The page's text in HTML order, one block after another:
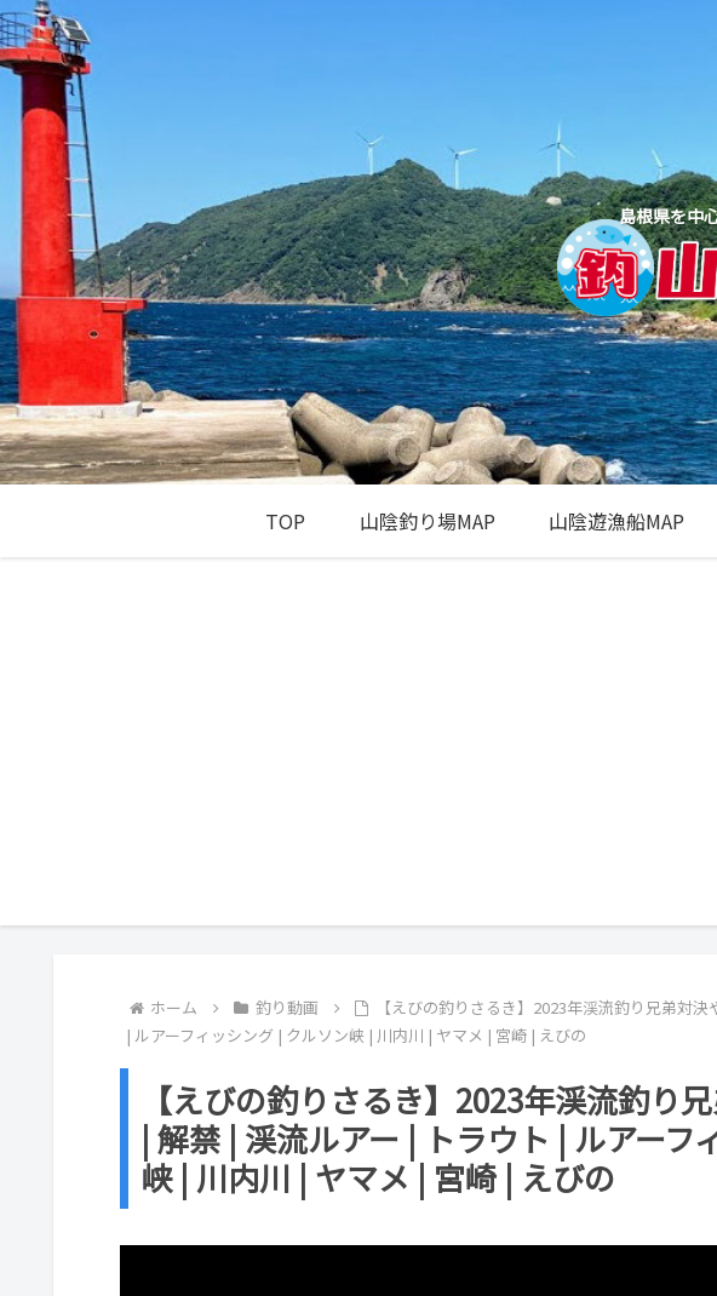
島根県を中
TOP 山陰釣り場MAP 山陰遊漁船MAP
ホーム 釣り動画
【えびの釣りさるき】2023年渓流釣り兄弟対
| ルアーフィッシング | クルソン峡 | 川内川 | ヤマメ | 宮崎 | えびの
【えびの釣りさるき】2023年渓流釣り
| 解禁 | 渓流ルアー | トラウト | ルアーフ
峡 | 川内川 | ヤマメ | 宮崎 | えびの